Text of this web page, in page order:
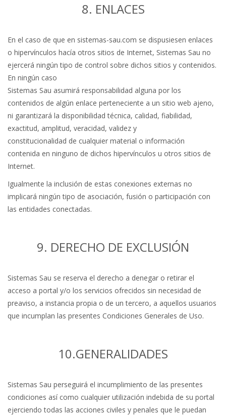
8. ENLACES
En el caso de que en sistemas-sau.com se dispusiesen enlaces
o hipervínculos hacía otros sitios de Internet, Sistemas Sau no
ejercerá ningún tipo de control sobre dichos sitios y contenidos.
En ningún caso
Sistemas Sau asumirá responsabilidad alguna por los
contenidos de algún enlace perteneciente a un sitio web ajeno,
ni garantizará la disponibilidad técnica, calidad, fiabilidad,
exactitud, amplitud, veracidad, validez y
constitucionalidad de cualquier material o información
contenida en ninguno de dichos hipervínculos u otros sitios de
Internet.
Igualmente la inclusión de estas conexiones externas no
implicará ningún tipo de asociación, fusión o participación con
las entidades conectadas.
9. DERECHO DE EXCLUSIÓN
Sistemas Sau se reserva el derecho a denegar o retirar el
acceso a portal y/o los servicios ofrecidos sin necesidad de
preaviso, a instancia propia o de un tercero, a aquellos usuarios
que incumplan las presentes Condiciones Generales de Uso.
10.GENERALIDADES
Sistemas Sau perseguirá el incumplimiento de las presentes
condiciones así como cualquier utilización indebida de su portal
ejerciendo todas las acciones civiles y penales que le puedan